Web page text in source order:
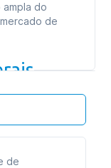
ampla do
de
de